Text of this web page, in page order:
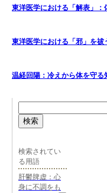
東洋医学における「解表」：
東洋医学における「邪」を祓
温経回陽：冷えから体を守る
検索
検索されてい
る用語
肝鬱脾虚：心
身に不調をも